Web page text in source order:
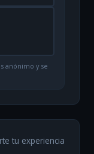
anónimo y se
tu experiencia